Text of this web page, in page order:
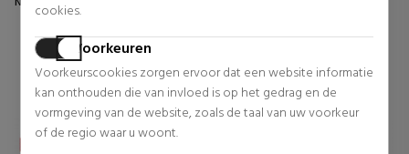
cookies.
Voorkeuren
Voorkeurscookies zorgen ervoor dat een website informatie
kan onthouden die van invloed is op het gedrag en de
vormgeving van de website, zoals de taal van uw voorkeur
of de regio waar u woont.